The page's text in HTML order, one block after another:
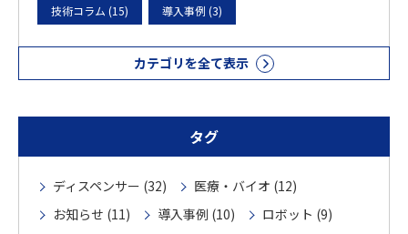
技術コラム (15) 導入事例 (3)
カテゴリを全て表示
タグ
ディスペンサー (32)
医療・バイオ (12)
お知らせ (11)
導入事例 (10)
ロボット (9)